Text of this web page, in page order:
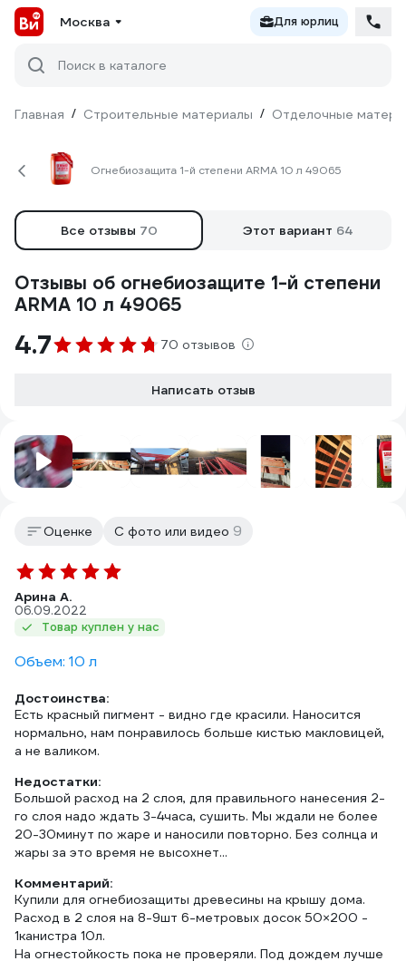
Москва Для юрлиц
Поиск в каталоге
Главная / Строительные материалы / Отделочные
Огнебиозащита 1-й степени ARMA 10 л 49065
Все отзывы 70 Этот вариант 64
Отзывы об огнебиозащите 1-й степени
ARMA 10 л 49065
4.7 70 отзывов
Написать отзыв
Оценке С фото или видео 9
Арина А.
06.09.2022
Товар куплен у нас
Объем: 10 л
Достоинства:
Есть красный пигмент - видно где красили. Наносится
нормально, нам понравилось больше кистью макловицей,
а не валиком.
Недостатки:
Большой расход на 2 слоя, для правильного нанесения 2-
го слоя надо ждать 3-4часа, сушить. Мы ждали не более
20-30минут по жаре и наносили повторно. Без солнца и
жары за это время не высохнет...
Комментарий:
Купили для огнебиозащиты древесины на крышу дома.
Расход в 2 слоя на 8-9шт 6-метровых досок 50×200 -
1канистра 10л.
На огнестойкость пока не проверяли. Под дождем лучше